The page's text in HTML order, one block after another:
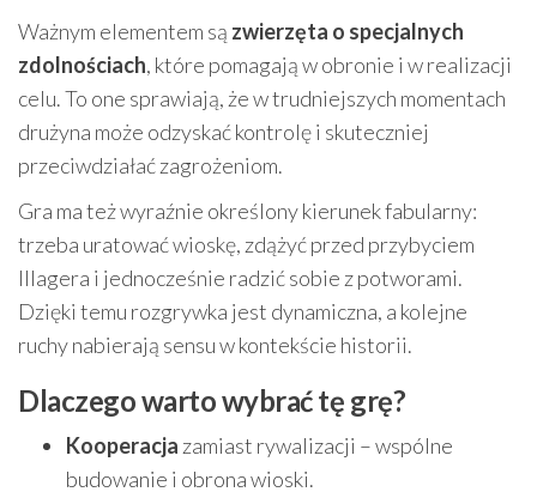
Ważnym elementem są zwierzęta o specjalnych
zdolnościach, które pomagają w obronie i w realizacji
celu. To one sprawiają, że w trudniejszych momentach
drużyna może odzyskać kontrolę i skuteczniej
przeciwdziałać zagrożeniom.
Gra ma też wyraźnie określony kierunek fabularny:
trzeba uratować wioskę, zdążyć przed przybyciem
Illagera i jednocześnie radzić sobie z potworami.
Dzięki temu rozgrywka jest dynamiczna, a kolejne
ruchy nabierają sensu w kontekście historii.
Dlaczego warto wybrać tę grę?
Kooperacja zamiast rywalizacji – wspólne
budowanie i obrona wioski.